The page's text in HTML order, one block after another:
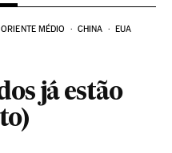
ORIENTE MÉDIO CHINA EUA
já estão